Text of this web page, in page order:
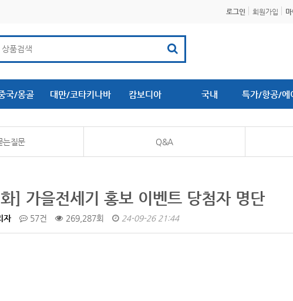
로그인 회원가입
국/몽골 대만/코타키나바
루
캄보디아 국내 특가/항공/에
는질문 Q&A
] 가을전세기 홍보 이벤트 당첨자 명단
자 57건 269,287회 24-09-26 21:44